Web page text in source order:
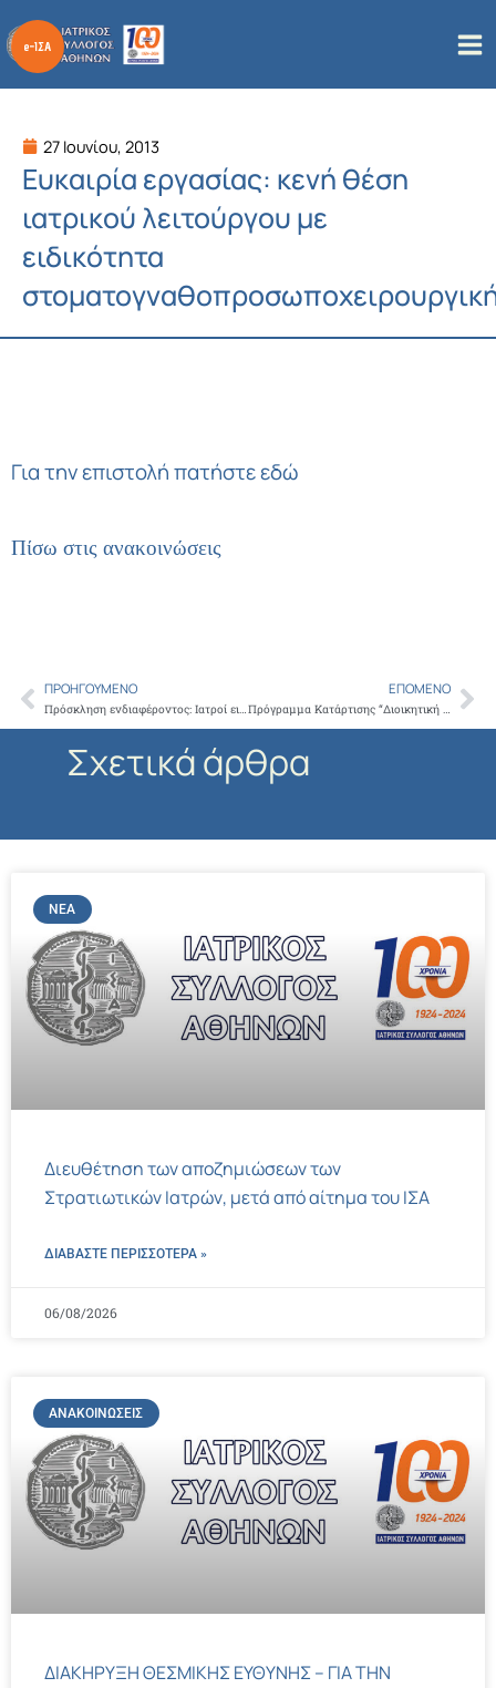
στο
περιεχόμενο
27 Ιουνίου, 2013
Ευκαιρία εργασίας: κενή θέση
ιατρικού λειτούργου με
ειδικότητα
Για την επιστολή πατήστε εδώ
Πίσω στις ανακοινώσεις
Prev
ΠΡΟΗΓΟΎΜΕΝΟ
Πρόσκληση ενδιαφέροντος: Ιατροί ειδικότητας Παθολογίας – Παιδιατρικής
ΕΠΌΜΕΝΟ
Πρόγραμμα Κατάρτισης “Διοικητική και Γραμματειακή Υποστήριξη Μονάδων Υγείας”
Σχετικά άρθρα
ΝΈΑ
Διευθέτηση των αποζημιώσεων των
Στρατιωτικών Ιατρών, μετά από αίτημα του ΙΣΑ
ΔΙΑΒΑΣΤΕ ΠΕΡΙΣΣΌΤΕΡΑ »
06/08/2026
ΑΝΑΚΟΙΝΏΣΕΙΣ
ΔΙΑΚΗΡΥΞΗ ΘΕΣΜΙΚΗΣ ΕΥΘΥΝΗΣ – ΓΙΑ ΤΗΝ